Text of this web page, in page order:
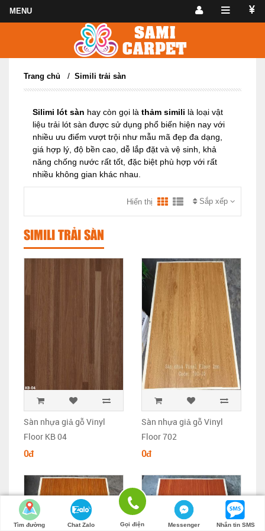
Trang chủ / Simili trải sàn
Silimi lót sàn hay còn gọi là thảm simili là loại vật
liệu trải lót sàn được sử dụng phổ biến hiện nay với
nhiều ưu điểm vượt trội như mẫu mã đẹp đa dạng,
giá hợp lý, độ bền cao, dễ lắp đặt và vệ sinh, khả
năng chống nước rất tốt, đặc biệt phù hợp với rất
nhiều không gian khác nhau.
Sắp xếp
Hiển thị
SIMILI TRẢI SÀN
Sàn nhựa giả gỗ Vinyl
Floor KB 04
0đ
Sàn nhựa giả gỗ Vinyl
Floor 702
0đ
Tìm đường Chat Zalo Gọi điện Messenger Nhắn tin SMS